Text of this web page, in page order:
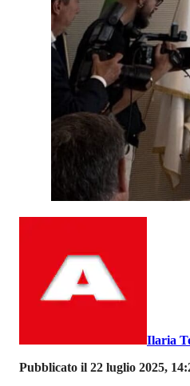
Ilaria
Pubblicato il 22 luglio 2025,